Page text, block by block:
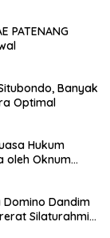
PATENANG
Banyak
Optimal
Hukum
oleh Oknum
Dandim
Silaturahmi